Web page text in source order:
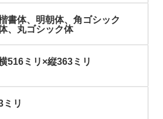
書体、明朝体、角ゴシック
、丸ゴシック体
516ミリ×縦363ミリ
ミリ